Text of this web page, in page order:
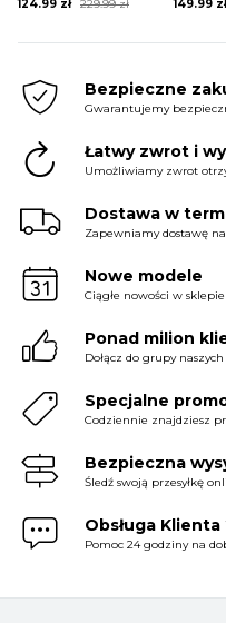
229.99zł
Original
124.99 zł
Current
149.99 zł
Bezpieczne
Gwarantujemy
Łatwy zwrot i
Umożliwiamy zwrot
Dostawa w
Zapewniamy dostawę
Nowe modele
Ciągłe nowości w
Ponad milion
Dołącz do grupy
Specjalne
Codziennie znajdziesz
Bezpieczna
Śledź swoją przesyłkę
Obsługa Klienta
Pomoc 24 godziny na